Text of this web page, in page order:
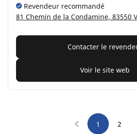
Revendeur recommandé
81 Chemin de la Condamine, 83550
Contacter le
Voir le site web
1 2